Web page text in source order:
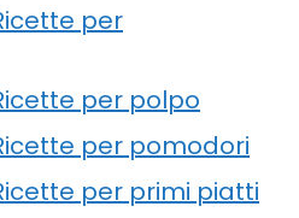
per
per polpo
per pomodori
per primi piatti